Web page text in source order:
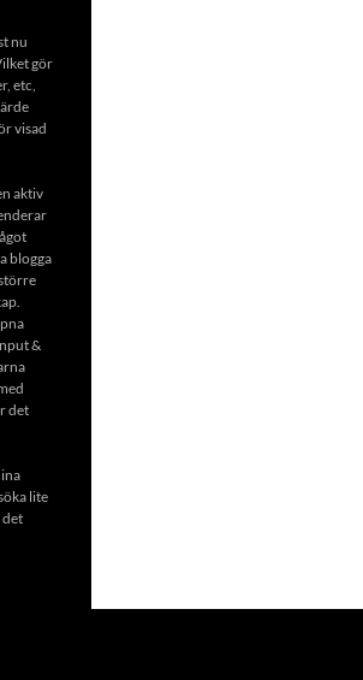
nu
gör
etc,
visad
aktiv
blogga
&
det
lite
det